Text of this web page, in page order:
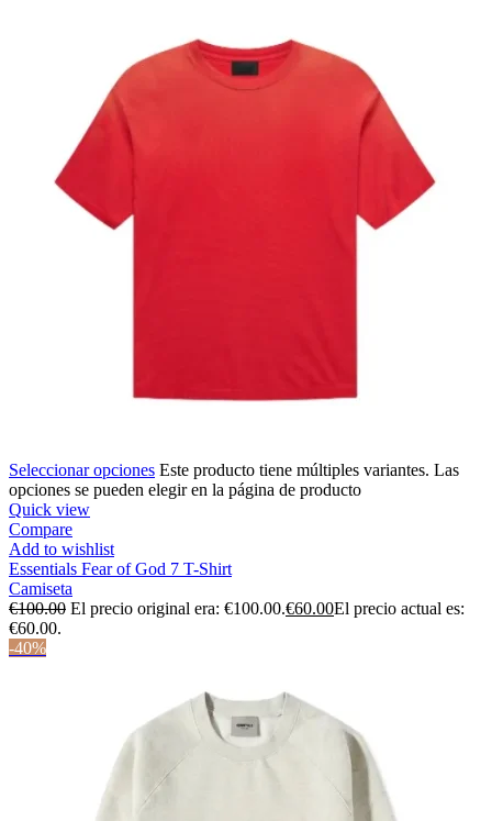
Seleccionar opciones Este producto tiene múltiples variantes. Las
opciones se pueden elegir en la página de producto
Quick view
Compare
Add to wishlist
Essentials Fear of God 7 T-Shirt
Camiseta
€100.00 El precio original era: €100.00.€60.00El precio actual es:
€60.00.
-40%